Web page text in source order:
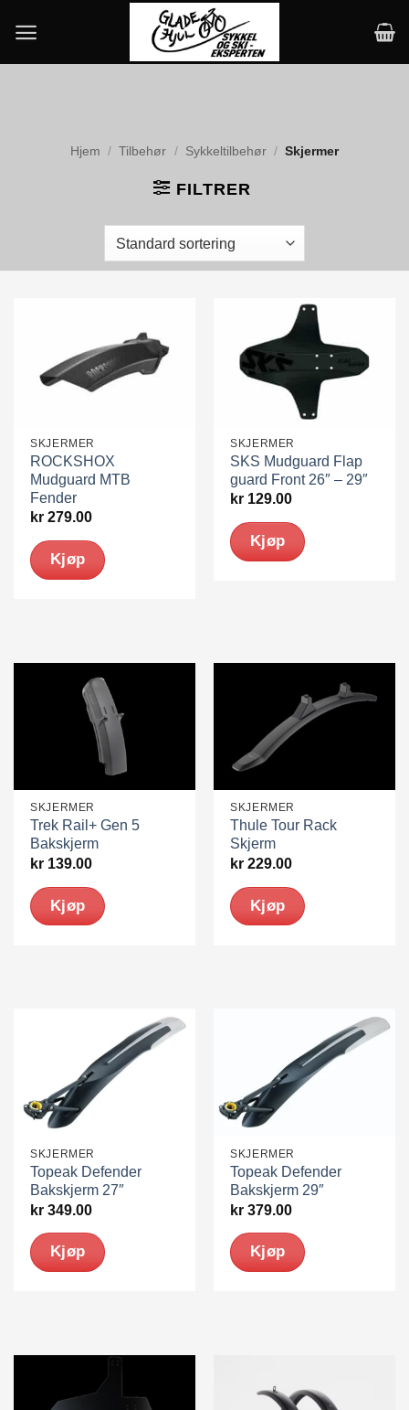
content
Hjem / Tilbehør / Sykkeltilbehør / Skjermer
FILTRER
SKJERMER
ROCKSHOX
Mudguard MTB
Fender
kr 279.00
Kjøp
SKJERMER
SKS Mudguard Flap
guard Front 26″ – 29″
kr 129.00
Kjøp
SKJERMER
Trek Rail+ Gen 5
Bakskjerm
kr 139.00
Kjøp
SKJERMER
Thule Tour Rack
Skjerm
kr 229.00
Kjøp
SKJERMER
Topeak Defender
Bakskjerm 27″
kr 349.00
Kjøp
SKJERMER
Topeak Defender
Bakskjerm 29″
kr 379.00
Kjøp